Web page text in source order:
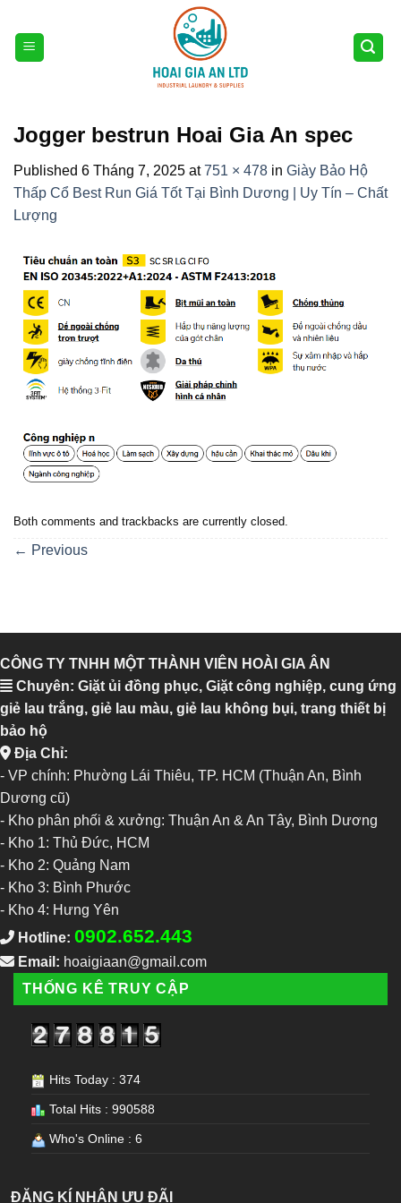
content
Jogger bestrun Hoai Gia An spec
Published 6 Tháng 7, 2025 at751 × 478 in Giày Bảo Hộ
Thấp Cổ Best Run Giá Tốt Tại Bình Dương | Uy Tín – Chất
Lượng
Both comments and trackbacks are currently closed.
← Previous
CÔNG TY TNHH MỘT THÀNH VIÊN HOÀI GIA ÂN
Chuyên: Giặt ủi đồng phục, Giặt công nghiệp, cung ứng
giẻ lau trắng, giẻ lau màu, giẻ lau không bụi, trang thiết bị
bảo hộ
Địa Chỉ:
- VP chính: Phường Lái Thiêu, TP. HCM (Thuận An, Bình
Dương cũ)
- Kho phân phối & xưởng: Thuận An & An Tây, Bình Dương
- Kho 1: Thủ Đức, HCM
- Kho 2: Quảng Nam
- Kho 3: Bình Phước
- Kho 4: Hưng Yên
Hotline: 0902.652.443
Email: hoaigiaan@gmail.com
THỐNG KÊ TRUY CẬP
Hits Today : 374
Total Hits : 990588
Who's Online : 6
ĐĂNG KÍ NHẬN ƯU ĐÃI